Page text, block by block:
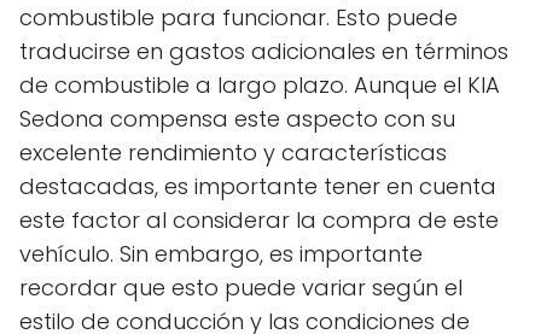
combustible para funcionar. Esto puede
traducirse en gastos adicionales en términos
de combustible a largo plazo. Aunque el KIA
Sedona compensa este aspecto con su
excelente rendimiento y características
destacadas, es importante tener en cuenta
este factor al considerar la compra de este
vehículo. Sin embargo, es importante
recordar que esto puede variar según el
estilo de conducción y las condiciones de